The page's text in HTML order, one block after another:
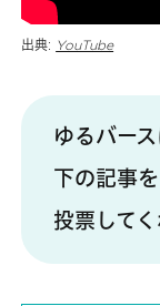
出典: YouTube
ゆるバー
下の記事
投票して